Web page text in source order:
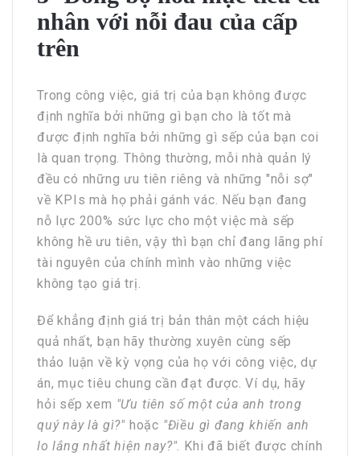
nhân với nỗi đau của cấp
trên
Trong công việc, giá trị của bạn không được
định nghĩa bởi những gì bạn cho là tốt mà
được định nghĩa bởi những gì sếp của bạn coi
là quan trọng. Thông thường, mỗi nhà quản lý
đều có những ưu tiên riêng và những "nỗi sợ"
về KPIs mà họ phải gánh vác. Nếu bạn đang
nỗ lực 200% sức lực cho một việc mà sếp
không hề ưu tiên, vậy thì bạn chỉ đang lãng phí
tài nguyên của chính mình vào những việc
không tạo giá trị.
Để khẳng định giá trị bản thân một cách hiệu
quả nhất, bạn hãy thường xuyên cùng sếp
thảo luận về kỳ vọng của họ với công việc, dự
án, mục tiêu chung cần đạt được. Ví dụ, hãy
hỏi sếp xem "Ưu tiên số một của anh trong
quý này là gì?" hoặc "Điều gì đang khiến anh
lo lắng nhất hiện nay?". Khi đã biết được chính